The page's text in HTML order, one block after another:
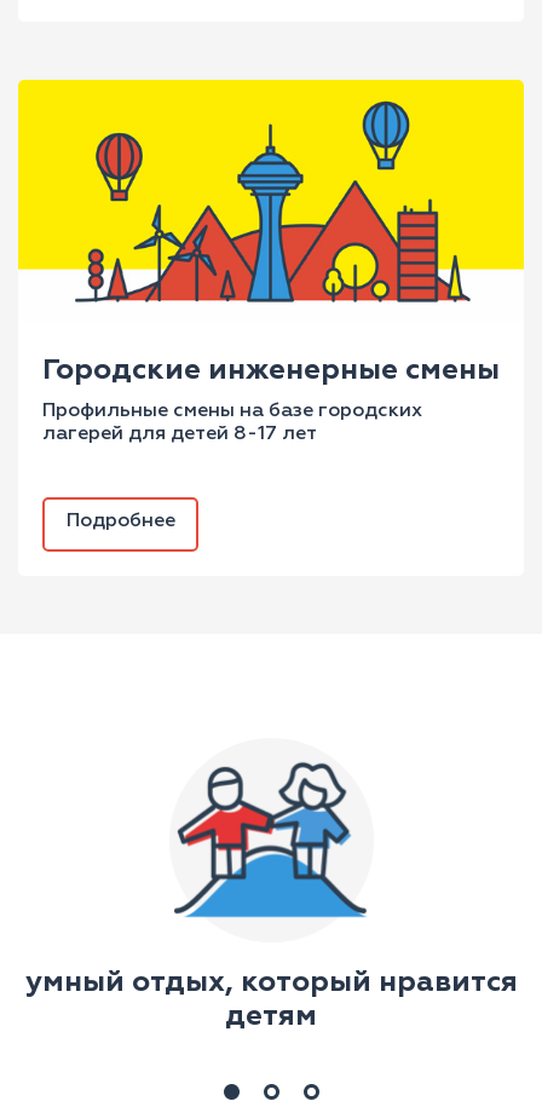
Городские инженерные смены
Профильные смены на базе городских
лагерей для детей 8-17 лет
Подробнее
умный отдых, который нравится
детям